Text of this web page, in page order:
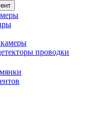
проводки